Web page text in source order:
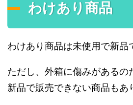
わけあり商品
わけあり商品は未使用で新品
ただし、外箱に傷みがあるの
新品で販売できない商品もあ